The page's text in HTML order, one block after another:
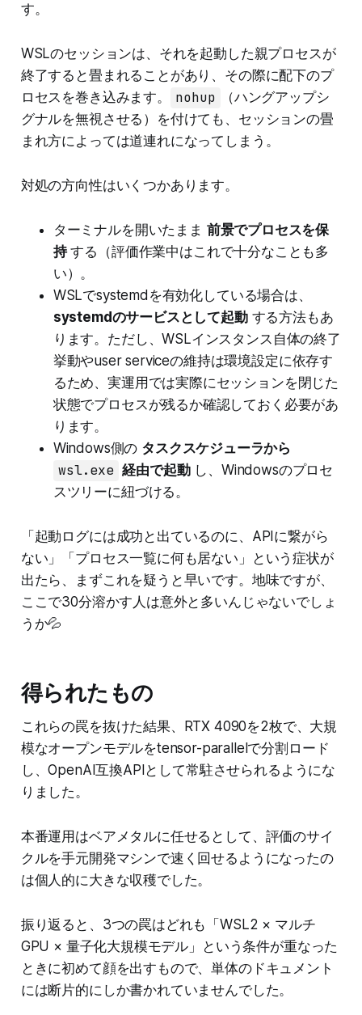
す。
WSLのセッションは、それを起動した親プロセスが
終了すると畳まれることがあり、その際に配下のプ
ロセスを巻き込みます。
nohup
（ハングアップシ
グナルを無視させる）を付けても、セッションの畳
まれ方によっては道連れになってしまう。
対処の方向性はいくつかあります。
ターミナルを開いたまま 前景でプロセスを保
持する（評価作業中はこれで十分なことも多
い）。
WSLでsystemdを有効化している場合は、
systemdのサービスとして起動する方法もあ
ります。ただし、WSLインスタンス自体の終了
挙動やuser serviceの維持は環境設定に依存す
るため、実運用では実際にセッションを閉じた
状態でプロセスが残るか確認しておく必要があ
ります。
Windows側の タスクスケジューラから
wsl.exe 経由で起動し、Windowsのプロセ
スツリーに紐づける。
「起動ログには成功と出ているのに、APIに繋がら
ない」「プロセス一覧に何も居ない」という症状が
出たら、まずこれを疑うと早いです。地味ですが、
ここで30分溶かす人は意外と多いんじゃないでしょ
うか💦
得られたもの
これらの罠を抜けた結果、RTX 4090を2枚で、大規
模なオープンモデルをtensor-parallelで分割ロード
し、OpenAI互換APIとして常駐させられるようにな
りました。
本番運用はベアメタルに任せるとして、評価のサイ
クルを手元開発マシンで速く回せるようになったの
は個人的に大きな収穫でした。
振り返ると、3つの罠はどれも「WSL2 × マルチ
GPU × 量子化大規模モデル」という条件が重なった
ときに初めて顔を出すもので、単体のドキュメント
には断片的にしか書かれていませんでした。